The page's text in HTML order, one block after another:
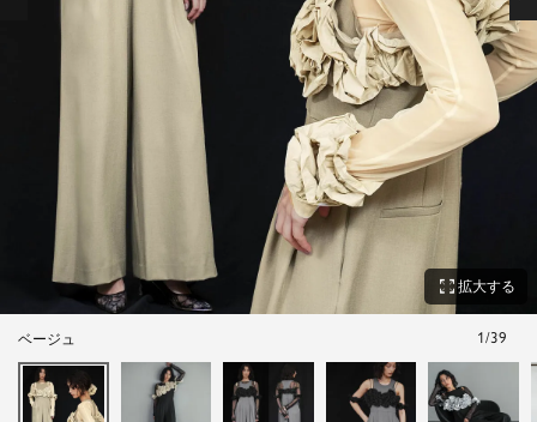
zoom_out_map 拡大する
ベージュ 1/39